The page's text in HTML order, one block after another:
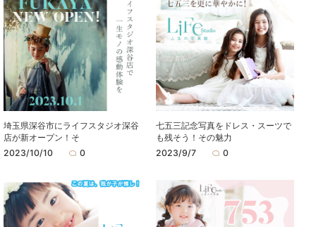
埼玉県深谷市にライフスタジオ深谷
店が新オープン！そ
2023/10/10
0
七五三記念写真をドレス・スーツで
も残そう！その魅力
2023/9/7
0